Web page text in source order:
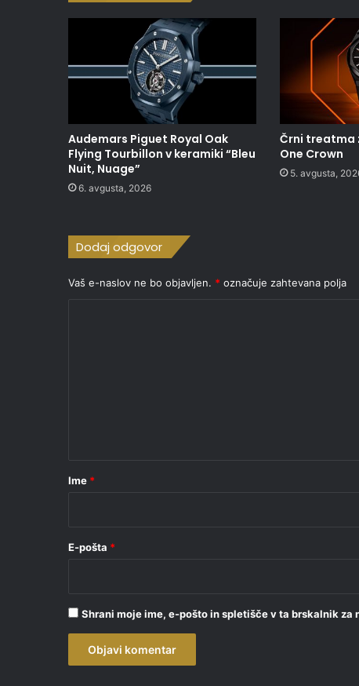
Audemars Piguet Royal Oak
Flying Tourbillon v keramiki “Bleu
Nuit, Nuage”
6. avgusta, 2026
Črni treatma
One Crown
5. avgusta,
Dodaj odgovor
Vaš e-naslov ne bo objavljen. * označuje zahtevana polja
rIme *
E-pošta *
Shrani moje ime, e-pošto in spletišče v ta brskalnik za